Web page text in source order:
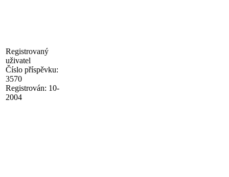
Registrovaný
uživatel
Číslo příspěvku:
3570
Registrován: 10-
2004